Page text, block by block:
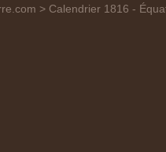
> Calendrier 1816 -